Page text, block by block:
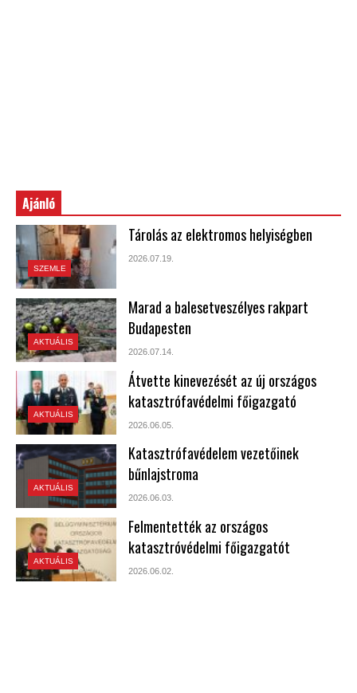
Ajánló
SZEMLE
Tárolás az elektromos helyiségben
2026.07.19.
AKTUÁLIS
Marad a balesetveszélyes rakpart
Budapesten
2026.07.14.
AKTUÁLIS
Átvette kinevezését az új országos
katasztrófavédelmi főigazgató
2026.06.05.
AKTUÁLIS
Katasztrófavédelem vezetőinek
bűnlajstroma
2026.06.03.
AKTUÁLIS
Felmentették az országos
katasztróvédelmi főigazgatót
2026.06.02.